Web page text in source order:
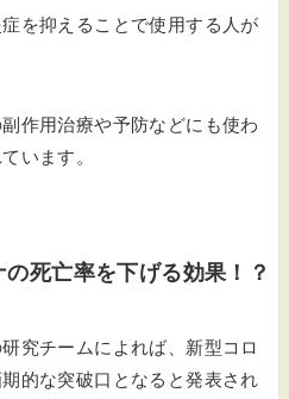
を抑えることで使用する人が
作用治療や予防などにも使わ
います。
死亡率を下げる効果！？
究チームによれば、新型コロ
的な突破口となると発表され